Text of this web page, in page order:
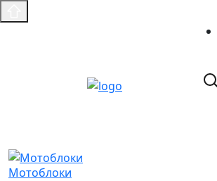
Мотоблоки